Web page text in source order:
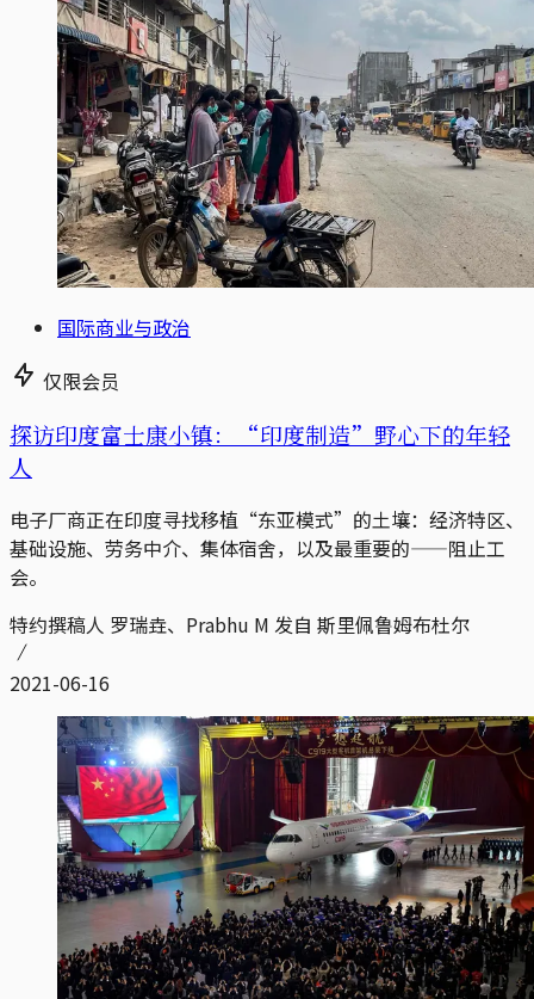
国际商业与政治
仅限会员
探访印度富士康小镇：“印度制造”野心下的年轻
人
电子厂商正在印度寻找移植“东亚模式”的土壤：经济特区、
基础设施、劳务中介、集体宿舍，以及最重要的——阻止工
会。
特约撰稿人 罗瑞垚、Prabhu M 发自 斯里佩鲁姆布杜尔
2021-06-16